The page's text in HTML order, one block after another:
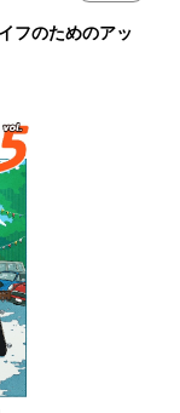
フのためのアッ